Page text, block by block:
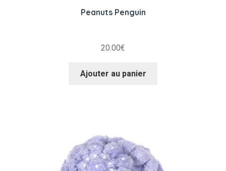
Peanuts Penguin
20.00€
Ajouter au panier